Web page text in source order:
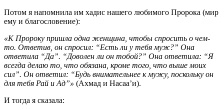
Потом я напомнила им хадис нашего любимого Пророка (мир
ему и благословение):
«К Пророку пришла одна женщина, чтобы спросить о чем-
то. Ответив, он спросил: “Есть ли у тебя муж?” Она
ответила “Да”. “Доволен ли он тобой?” Она ответила: “Я
всегда делаю то, что обязана, кроме того, что выше моих
сил”. Он ответил: “Будь внимательнее к мужу, поскольку он
для тебя Рай и Ад”» (Ахмад и Насаа’и).
И тогда я сказала: